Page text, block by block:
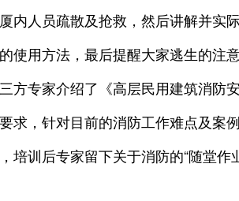
内人员疏散及抢救，然后讲解并实
使用方法，最后提醒大家逃生的注
方专家介绍了《高层民用建筑消防
求，针对目前的消防工作难点及案
培训后专家留下关于消防的“随堂